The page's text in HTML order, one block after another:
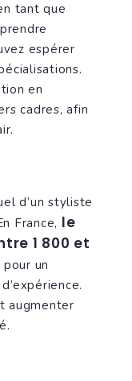
tant que
espérer
en
cadres, afin
d’un styliste
France, le
1 800 et
pour un
augmenter